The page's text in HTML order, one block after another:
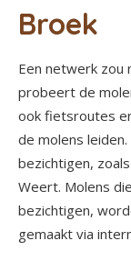
Broek
Een netwerk zou
probeert de
ook fietsroutes
de molens
bezichtigen,
Weert. Molens
bezichtigen,
gemaakt via